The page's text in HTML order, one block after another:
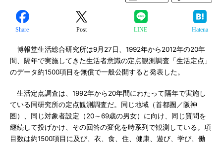
Share Post LINE Hatena
博報堂生活総合研究所は9月27日、1992年から2012年の20年
間、隔年で実施してきた生活者意識の定点観測調査「生活定点」
のデータ約1500項目を無償で一般公開すると発表した。
生活定点調査は、1992年から20年間にわたって隔年で実施し
ている同研究所の定点観測調査だ。同じ地域（首都圏／阪神
圏）、同じ対象者設定（20～69歳の男女）に向け、同じ質問を
継続して投げかけ、その回答の変化を時系列で観測している。項
目数は約1500項目に及び、衣、食、住、健康、遊び、学び、働